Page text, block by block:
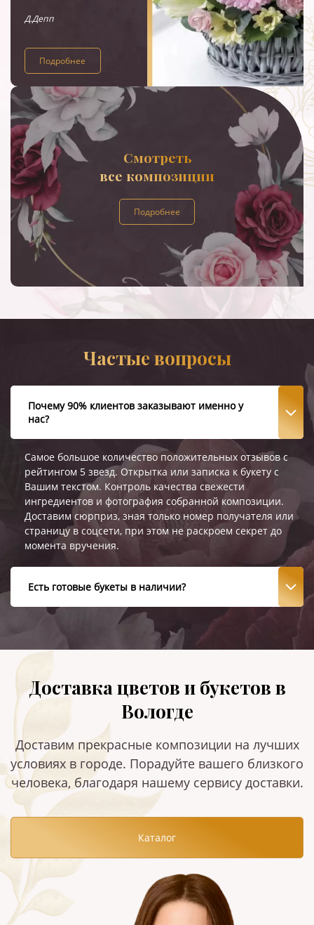
Д.Депп
Подробнее
Смотреть
все композиции
Подробнее
Частые вопросы
Почему 90% клиентов заказывают именно у
нас?
Самое большое количество положительных отзывов с
рейтингом 5 звезд. Открытка или записка к букету с
Вашим текстом. Контроль качества свежести
ингредиентов и фотография собранной композиции.
Доставим сюрприз, зная только номер получателя или
страницу в соцсети, при этом не раскроем секрет до
момента вручения.
Есть готовые букеты в наличии?
Доставка цветов и букетов в
Вологде
Доставим прекрасные композиции на лучших
условиях в городе. Порадуйте вашего близкого
человека, благодаря нашему сервису доставки.
Каталог